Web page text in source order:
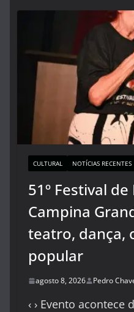
CULTURAL NOTÍCIAS RECENTES
51º Festival
Campina
teatro, dança,
popular
agosto 8, 2026 Pedro
‹ › Evento acontece